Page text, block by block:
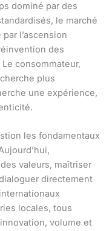
dominé par des
le marché
l’ascension
des
consommateur,
plus
une expérience,
les fondamentaux
valeurs, maîtriser
directement
locales, tous
volume et